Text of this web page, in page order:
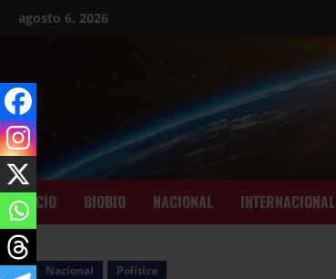
agosto 6, 2026
INICIO BIOBIO NACIONAL INTERNACIONAL
Nacional Política